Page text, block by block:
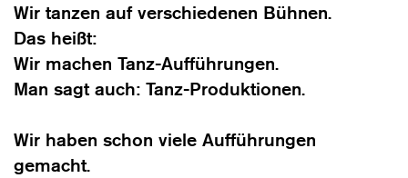
Wir tanzen auf verschiedenen Bühnen.
Das heißt:
Wir machen Tanz-Aufführungen.
Man sagt auch: Tanz-Produktionen.
Wir haben schon viele Aufführungen
gemacht.